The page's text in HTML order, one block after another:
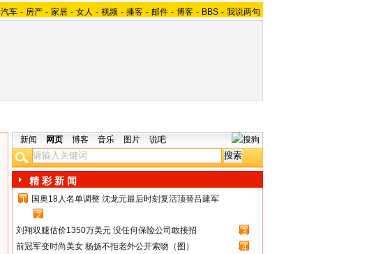
汽车 - 房产 - 家居 - 女人 - 视频 - 播客 - 邮件 - 博客 - BBS - 我说两句
新闻 网页 博客 音乐 图片 说吧
精 彩 新 闻
1
国奥18人名单调整 沈龙元最后时刻复活顶替吕建军
2
刘翔双腿估价1350万美元 没任何保险公司敢接招
3
前冠军变时尚美女 杨扬不拒老外公开索吻（图）
4